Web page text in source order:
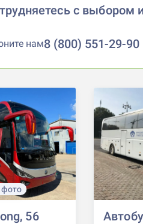
с выбором
нам8 (800) 551-29-90
56